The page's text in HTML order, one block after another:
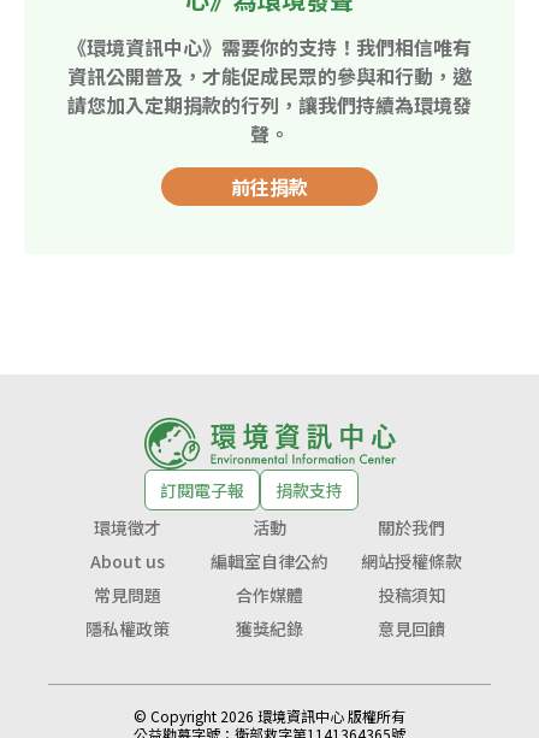
《環境資訊中心》需要你的支持！我們相信唯有
資訊公開普及，才能促成民眾的參與和行動，邀
請您加入定期捐款的行列，讓我們持續為環境發
聲。
前往捐款
訂閱電子報
捐款支持
環境徵才
活動
關於我們
About us
編輯室自律公約
網站授權條款
常見問題
合作媒體
投稿須知
隱私權政策
獲獎紀錄 意見回饋
© Copyright 2026 環境資訊中心 版權所有